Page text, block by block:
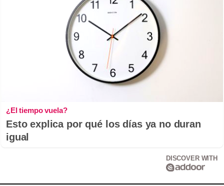
¿El tiempo vuela?
Esto explica por qué los días ya no duran
igual
DISCOVER WITH